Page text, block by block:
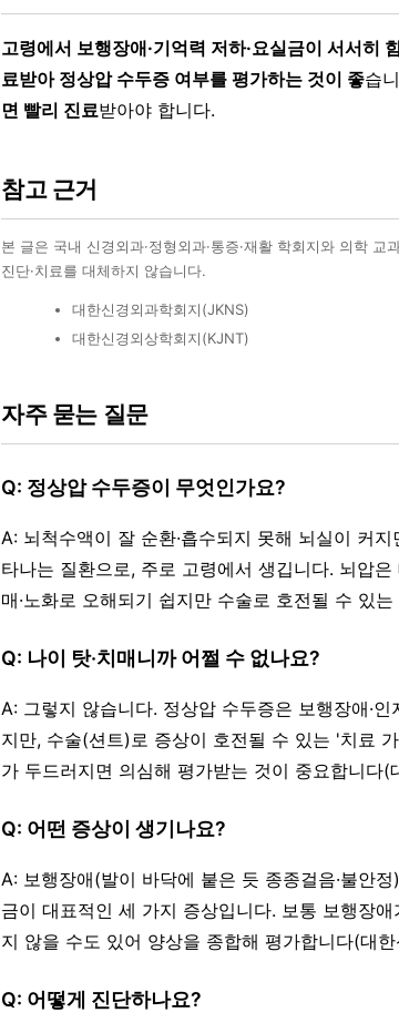
고령에서 보행장애·기억력 저하·요실금이 서서히
료받아 정상압 수두증 여부를 평가하는 것이 좋습
면 빨리 진료받아야 합니다.
참고 근거
본 글은 국내 신경외과·정형외과·통증·재활 학회지와 의학
진단·치료를 대체하지 않습니다.
대한신경외과학회지(JKNS)
대한신경외상학회지(KJNT)
자주 묻는 질문
Q: 정상압 수두증이 무엇인가요?
A: 뇌척수액이 잘 순환·흡수되지 못해 뇌실이 커
타나는 질환으로, 주로 고령에서 생깁니다. 뇌압
매·노화로 오해되기 쉽지만 수술로 호전될 수 있
Q: 나이 탓·치매니까 어쩔 수 없나요?
A: 그렇지 않습니다. 정상압 수두증은 보행장애·
지만, 수술(션트)로 증상이 호전될 수 있는 '치료
가 두드러지면 의심해 평가받는 것이 중요합니다(
Q: 어떤 증상이 생기나요?
A: 보행장애(발이 바닥에 붙은 듯 종종걸음·불안
금이 대표적인 세 가지 증상입니다. 보통 보행장
지 않을 수도 있어 양상을 종합해 평가합니다(대
Q: 어떻게 진단하나요?